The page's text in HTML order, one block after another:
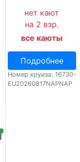
нет кают
на 2 взр.
все каюты
Подробнее
Номер круиза: 16730-
EU20260817NAPNAP